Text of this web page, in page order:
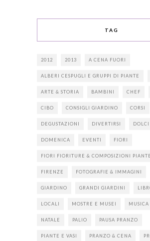
TAG
2012 2013 A CENA FUORI
ALBERI CESPUGLI E GRUPPI DI PIANTE
ARTE & STORIA BAMBINI CHEF
CIBO CONSIGLI GIARDINO CORSI
DEGUSTAZIONI DIVERTIRSI DOLCI
DOMENICA EVENTI FIORI
FIORI FIORITURE & COMPOSIZIONI
FIRENZE FOTOGRAFIE & IMMAGINI
GIARDINO GRANDI GIARDINI
LOCALI MOSTRE E MUSEI MUSICA
NATALE PALIO PAUSA PRANZO
PIANTE E VASI PRANZO & CENA